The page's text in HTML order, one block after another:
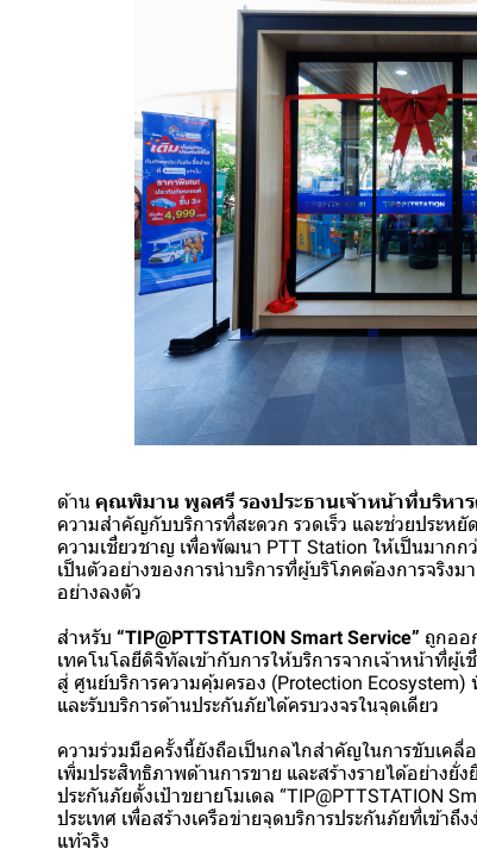
ด้าน คุณพิมาน พูลศรี รองประธานเจ้าหน้าที่บริหา
ความสำคัญกับบริการที่สะดวก รวดเร็ว และช่วยประห
ความเชี่ยวชาญ เพื่อพัฒนา PTT Station ให้เป็นมาก
เป็นตัวอย่างของการนำบริการที่ผู้บริโภคต้องการจริ
อย่างลงตัว
สำหรับ “TIP@PTTSTATION Smart Service” ถูกออ
เทคโนโลยีดิจิทัลเข้ากับการให้บริการจากเจ้าหน้าที่ผู้
สู่ ศูนย์บริการความคุ้มครอง (Protection
และรับบริการด้านประกันภัยได้ครบวงจรในจุดเดียว
ความร่วมมือครั้งนี้ยังถือเป็นกลไกสำคัญในการขับเคลื่
เพิ่มประสิทธิภาพด้านการขาย และสร้างรายได้อย่าง
ประกันภัยตั้งเป้าขยายโมเดล “TIP@PTTSTATION
ประเทศ เพื่อสร้างเครือข่ายจุดบริการประกันภัยที่เข้า
แท้จริง